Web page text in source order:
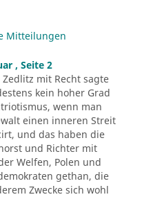
Mitteilungen
, Seite 2
Zedlitz mit Recht sagte
kein hoher Grad
wenn man
einen inneren Streit
und das haben die
und Richter mit
Welfen, Polen und
gethan, die
Zwecke sich wohl